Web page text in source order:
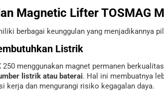
Magnetic Lifter TOSMAG
berbagai keunggulan yang menjadikannya
Listrik
250 menggunakan magnet permanen
listrik atau baterai. Hal ini membuatnya
kerja dan mengurangi risiko kegagalan daya.